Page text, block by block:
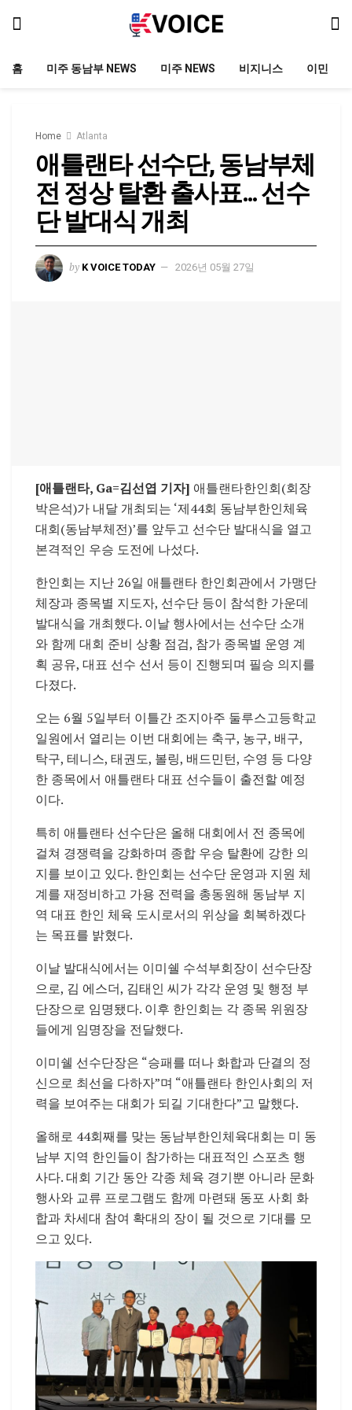
홈 미주 동남부 NEWS 미주 NEWS 비지니스 이민
Home Atlanta
애틀랜타 선수단, 동남부체
전 정상 탈환 출사표… 선수
단 발대식 개최
by K VOICE TODAY 2026년 05월 27일
[애틀랜타, Ga=김선엽 기자] 애틀랜타한인회(회장
박은석)가 내달 개최되는 ‘제44회 동남부한인체육
대회(동남부체전)’를 앞두고 선수단 발대식을 열고
본격적인 우승 도전에 나섰다.
한인회는 지난 26일 애틀랜타 한인회관에서 가맹단
체장과 종목별 지도자, 선수단 등이 참석한 가운데
발대식을 개최했다. 이날 행사에서는 선수단 소개
와 함께 대회 준비 상황 점검, 참가 종목별 운영 계
획 공유, 대표 선수 선서 등이 진행되며 필승 의지를
다졌다.
오는 6월 5일부터 이틀간 조지아주 둘루스고등학교
일원에서 열리는 이번 대회에는 축구, 농구, 배구,
탁구, 테니스, 태권도, 볼링, 배드민턴, 수영 등 다양
한 종목에서 애틀랜타 대표 선수들이 출전할 예정
이다.
특히 애틀랜타 선수단은 올해 대회에서 전 종목에
걸쳐 경쟁력을 강화하며 종합 우승 탈환에 강한 의
지를 보이고 있다. 한인회는 선수단 운영과 지원 체
계를 재정비하고 가용 전력을 총동원해 동남부 지
역 대표 한인 체육 도시로서의 위상을 회복하겠다
는 목표를 밝혔다.
이날 발대식에서는 이미쉘 수석부회장이 선수단장
으로, 김 에스더, 김태인 씨가 각각 운영 및 행정 부
단장으로 임명됐다. 이후 한인회는 각 종목 위원장
들에게 임명장을 전달했다.
이미쉘 선수단장은 “승패를 떠나 화합과 단결의 정
신으로 최선을 다하자”며 “애틀랜타 한인사회의 저
력을 보여주는 대회가 되길 기대한다”고 말했다.
올해로 44회째를 맞는 동남부한인체육대회는 미 동
남부 지역 한인들이 참가하는 대표적인 스포츠 행
사다. 대회 기간 동안 각종 체육 경기뿐 아니라 문화
행사와 교류 프로그램도 함께 마련돼 동포 사회 화
합과 차세대 참여 확대의 장이 될 것으로 기대를 모
으고 있다.